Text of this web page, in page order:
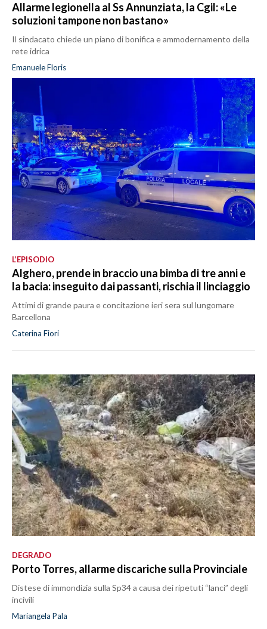
Allarme legionella al Ss Annunziata, la Cgil: «Le
soluzioni tampone non bastano»
Il sindacato chiede un piano di bonifica e ammodernamento della
rete idrica
Emanuele Floris
L’EPISODIO
Alghero, prende in braccio una bimba di tre anni e
la bacia: inseguito dai passanti, rischia il linciaggio
Attimi di grande paura e concitazione ieri sera sul lungomare
Barcellona
Caterina Fiori
DEGRADO
Porto Torres, allarme discariche sulla Provinciale
Distese di immondizia sulla Sp34 a causa dei ripetuti “lanci” degli
incivili
Mariangela Pala